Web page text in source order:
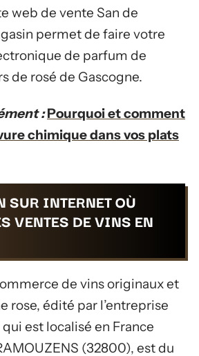
web de vente San de
permet de faire votre
de parfum de
de rosé de Gascogne.
: Pourquoi et comment
chimique dans vos plats
SUR INTERNET OÙ
VENTES DE VINS EN
de vins originaux et
rose, édité par l’entreprise
est localisé en France
(32800), est du